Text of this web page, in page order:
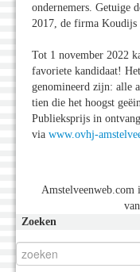
ondernemers. Getuige
2017, de firma Koudijs
Tot 1 november 2022
favoriete kandidaat!
genomineerd zijn: alle
tien die het hoogst
Publieksprijs in
via www.ovhj-
Zoeken